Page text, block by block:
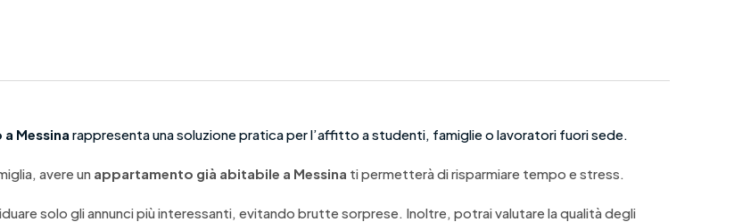
Messina rappresenta una soluzione pratica per l’affitto a studenti, famiglie o lavoratori fuori sede.
avere un appartamento già abitabile a Messina ti permetterà di risparmiare tempo e stress.
solo gli annunci più interessanti, evitando brutte sorprese. Inoltre, potrai valutare la qualità degli